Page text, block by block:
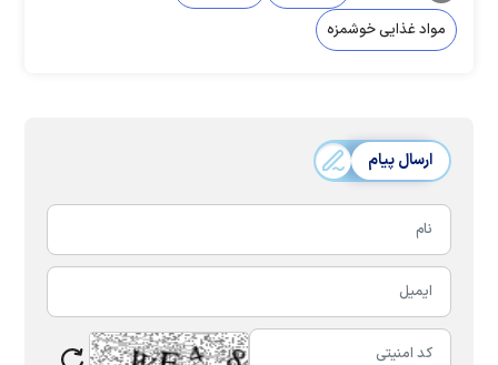
مواد غذایی خوشمزه
ارسال پیام